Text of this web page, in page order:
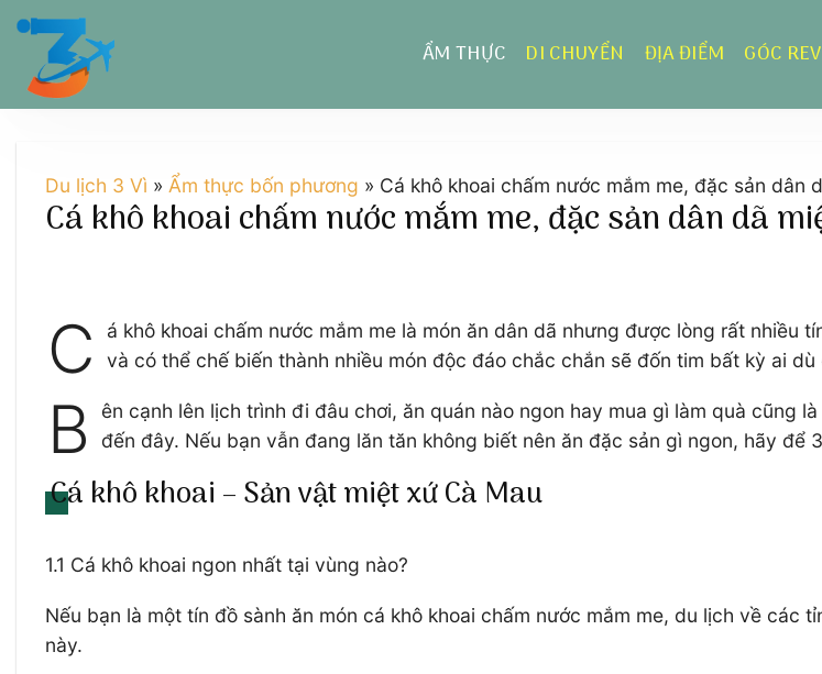
Chuyển
dung
ẨM THỰC DI CHUYỂN ĐỊA ĐIỂM GÓC
Du lịch 3 Vì » Ẩm thực bốn phương » Cá khô khoai chấm nước mắm me, đặc sản dân
Cá khô khoai chấm nước mắm me, đặc sản dân dã
C
á khô khoai chấm nước mắm me là món ăn dân dã nhưng được lòng rất nhiều
và có thể chế biến thành nhiều món độc đáo chắc chắn sẽ đốn tim bất kỳ ai
B
ên cạnh lên lịch trình đi đâu chơi, ăn quán nào ngon hay mua gì làm quà cũng
đến đây. Nếu bạn vẫn đang lăn tăn không biết nên ăn đặc sản gì ngon, hãy để
Cá khô khoai – Sản vật miệt xứ Cà Mau
1.1 Cá khô khoai ngon nhất tại vùng nào?
Nếu bạn là một tín đồ sành ăn món cá khô khoai chấm nước mắm me, du lịch về các
này.